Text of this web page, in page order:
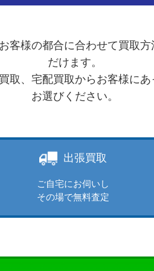
客様の都合に合わせて買取
だけます。
取、宅配買取からお客様に
お選びください。
出張買取
ご自宅にお伺いし
その場で無料査定